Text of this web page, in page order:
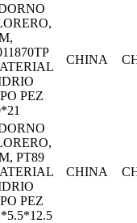
PEZ
CHINA
PT89
PEZ
CHINA